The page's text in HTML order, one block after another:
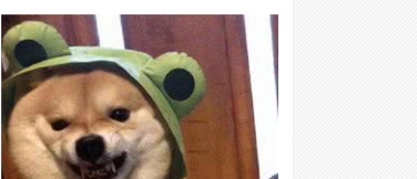
行为，受母猫影响很大跟在猫妈妈身边的小
猫，它进食的速度、进食时的姿势、姿态以及
神态，都像极了母猫。小猫跟在猫妈妈身边，
母...